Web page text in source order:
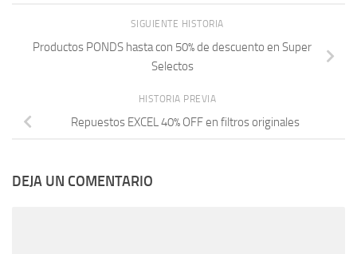
SIGUIENTE HISTORIA
Productos PONDS hasta con 50% de descuento en Super
Selectos
HISTORIA PREVIA
Repuestos EXCEL 40% OFF en filtros originales
DEJA UN COMENTARIO